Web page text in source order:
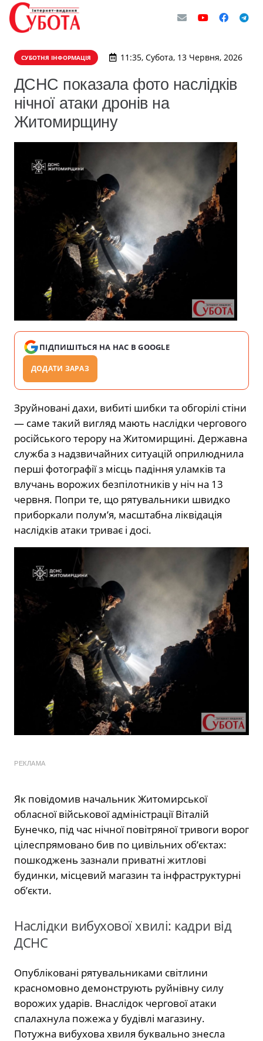
СУБОТНЯ ІНФОРМАЦІЯ 11:35, Субота, 13 Червня, 2026
ДСНС показала фото наслідків
нічної атаки дронів на
Житомирщину
ПІДПИШІТЬСЯ НА НАС В GOOGLE
ДОДАТИ ЗАРАЗ
Зруйновані дахи, вибиті шибки та обгорілі стіни
— саме такий вигляд мають наслідки чергового
російського терору на Житомирщині. Державна
служба з надзвичайних ситуацій оприлюднила
перші фотографії з місць падіння уламків та
влучань ворожих безпілотників у ніч на 13
червня. Попри те, що рятувальники швидко
приборкали полум’я, масштабна ліквідація
наслідків атаки триває і досі.
РЕКЛАМА
Як повідомив начальник Житомирської
обласної військової адміністрації Віталій
Бунечко, під час нічної повітряної тривоги ворог
цілеспрямовано бив по цивільних об’єктах:
пошкоджень зазнали приватні житлові
будинки, місцевий магазин та інфраструктурні
об’єкти.
Наслідки вибухової хвилі: кадри від
ДСНС
Опубліковані рятувальниками світлини
красномовно демонструють руйнівну силу
ворожих ударів. Внаслідок чергової атаки
спалахнула пожежа у будівлі магазину.
Потужна вибухова хвиля буквально знесла